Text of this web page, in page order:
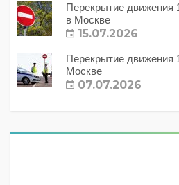
Перекрытие движения
в Москве
15.07.2026
Перекрытие движения
Москве
07.07.2026